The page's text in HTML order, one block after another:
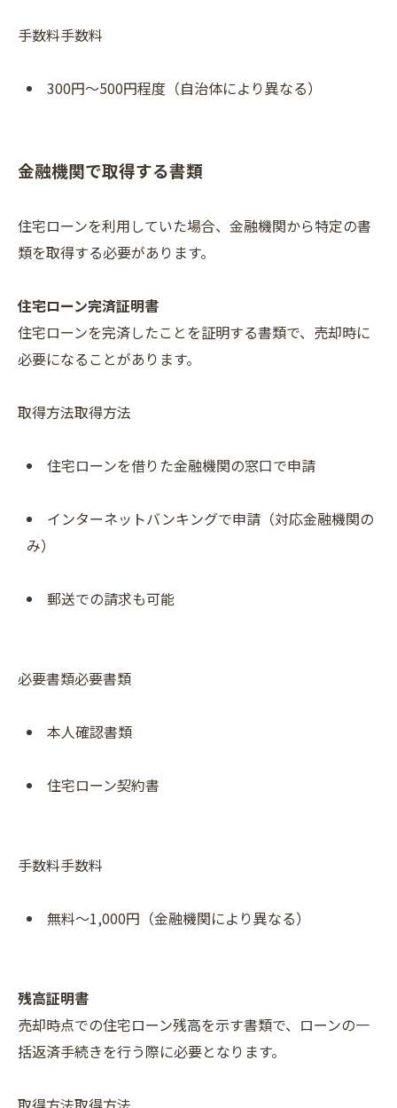
手数料手数料
300円～500円程度（自治体により異なる）
金融機関で取得する書類
住宅ローンを利用していた場合、金融機関から特定の書
類を取得する必要があります。
住宅ローン完済証明書
住宅ローンを完済したことを証明する書類で、売却時に
必要になることがあります。
取得方法取得方法
住宅ローンを借りた金融機関の窓口で申請
インターネットバンキングで申請（対応金融機関の
み）
郵送での請求も可能
必要書類必要書類
本人確認書類
住宅ローン契約書
手数料手数料
無料～1,000円（金融機関により異なる）
残高証明書
売却時点での住宅ローン残高を示す書類で、ローンの一
括返済手続きを行う際に必要となります。